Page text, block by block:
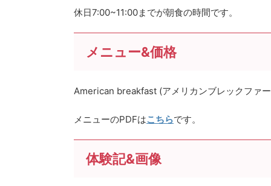
休日7:00~11:00までが朝食の時間です。
メニュー&価格
American breakfast (アメリカンブレックファ
メニューのPDFはこちらです。
体験記&画像